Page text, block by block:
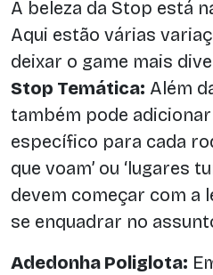
A beleza da Stop está
Aqui estão várias
deixar o game mais
Stop Temática: Além
também pode
específico para cada
que voam’ ou ‘lugares
devem começar com a
se enquadrar no
Adedonha Poliglota: